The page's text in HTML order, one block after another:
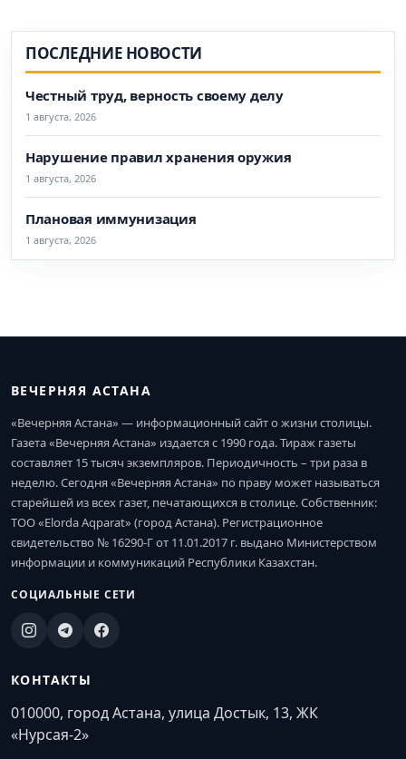
ПОСЛЕДНИЕ НОВОСТИ
Честный труд, верность своему делу
1 августа, 2026
Нарушение правил хранения оружия
1 августа, 2026
Плановая иммунизация
1 августа, 2026
ВЕЧЕРНЯЯ АСТАНА
«Вечерняя Астана» — информационный сайт о жизни столицы.
Газета «Вечерняя Астана» издается с 1990 года. Тираж газеты
составляет 15 тысяч экземпляров. Периодичность – три раза в
неделю. Сегодня «Вечерняя Астана» по праву может называться
старейшей из всех газет, печатающихся в столице. Собственник:
ТОО «Elorda Aqparat» (город Астана). Регистрационное
свидетельство № 16290-Г от 11.01.2017 г. выдано Министерством
информации и коммуникаций Республики Казахстан.
СОЦИАЛЬНЫЕ СЕТИ
КОНТАКТЫ
010000, город Астана, улица Достык, 13, ЖК
«Нурсая-2»